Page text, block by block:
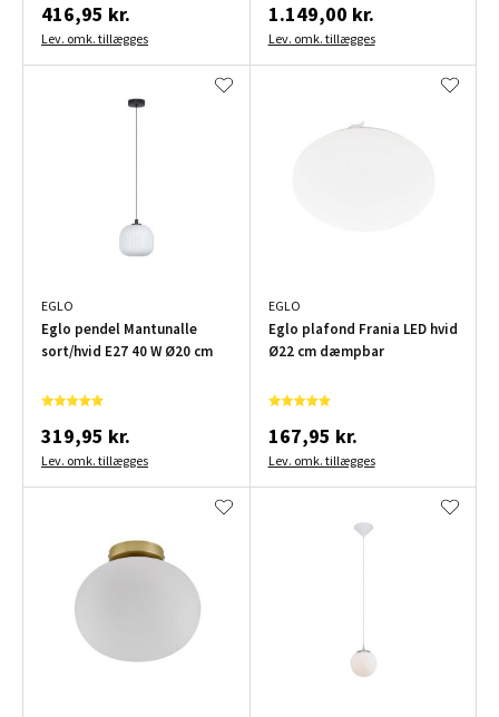
416,95 kr.
Lev. omk. tillægges
1.149,00 kr.
Lev. omk. tillægges
EGLO
Eglo pendel Mantunalle
sort/hvid E27 40 W Ø20 cm
319,95 kr.
Lev. omk. tillægges
EGLO
Eglo plafond Frania LED hvid
Ø22 cm dæmpbar
167,95 kr.
Lev. omk. tillægges